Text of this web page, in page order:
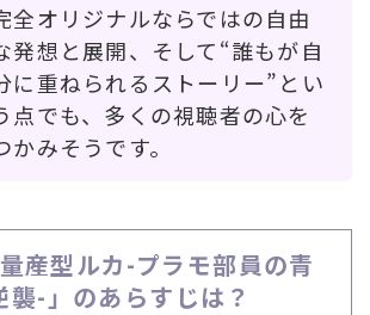
全オリジナルならではの自由
発想と展開、そして“誰もが自
に重ねられるストーリー”とい
点でも、多くの視聴者の心を
かみそうです。
産型ルカ-プラモ部員の青
襲-」のあらすじは？